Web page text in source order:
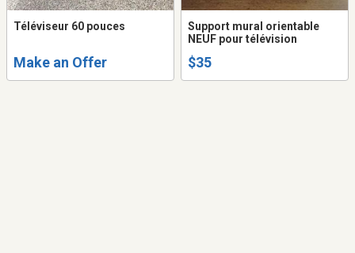
Téléviseur 60 pouces
Make an Offer
Support mural orientable
NEUF pour télévision
$35